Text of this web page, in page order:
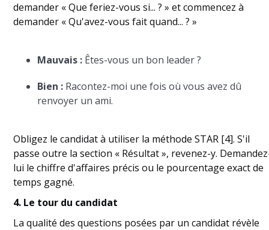
demander « Que feriez-vous si... ? » et commencez à
demander « Qu'avez-vous fait quand... ? »
Mauvais : Êtes-vous un bon leader ?
Bien : Racontez-moi une fois où vous avez dû
renvoyer un ami.
Obligez le candidat à utiliser la méthode STAR [4]. S'il
passe outre la section « Résultat », revenez-y.
lui le chiffre d'affaires précis ou le pourcentage exact de
temps gagné.
4. Le tour du candidat
La qualité des questions posées par un candidat révèle